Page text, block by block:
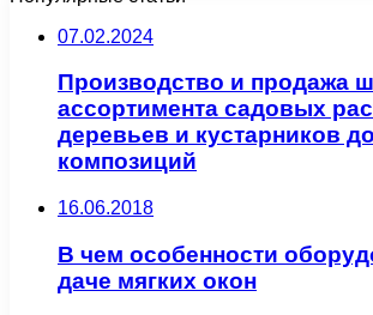
07.02.2024
Производство и продажа
ассортимента садовых
деревьев и кустарников
композиций
16.06.2018
В чем особенности
даче мягких окон